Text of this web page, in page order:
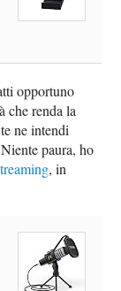
opportuno
che renda la
ne intendi
paura, ho
, in